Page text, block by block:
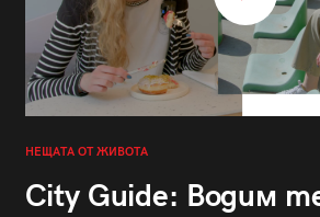
НЕЩАТА ОТ ЖИВОТА
City Guide: Водим